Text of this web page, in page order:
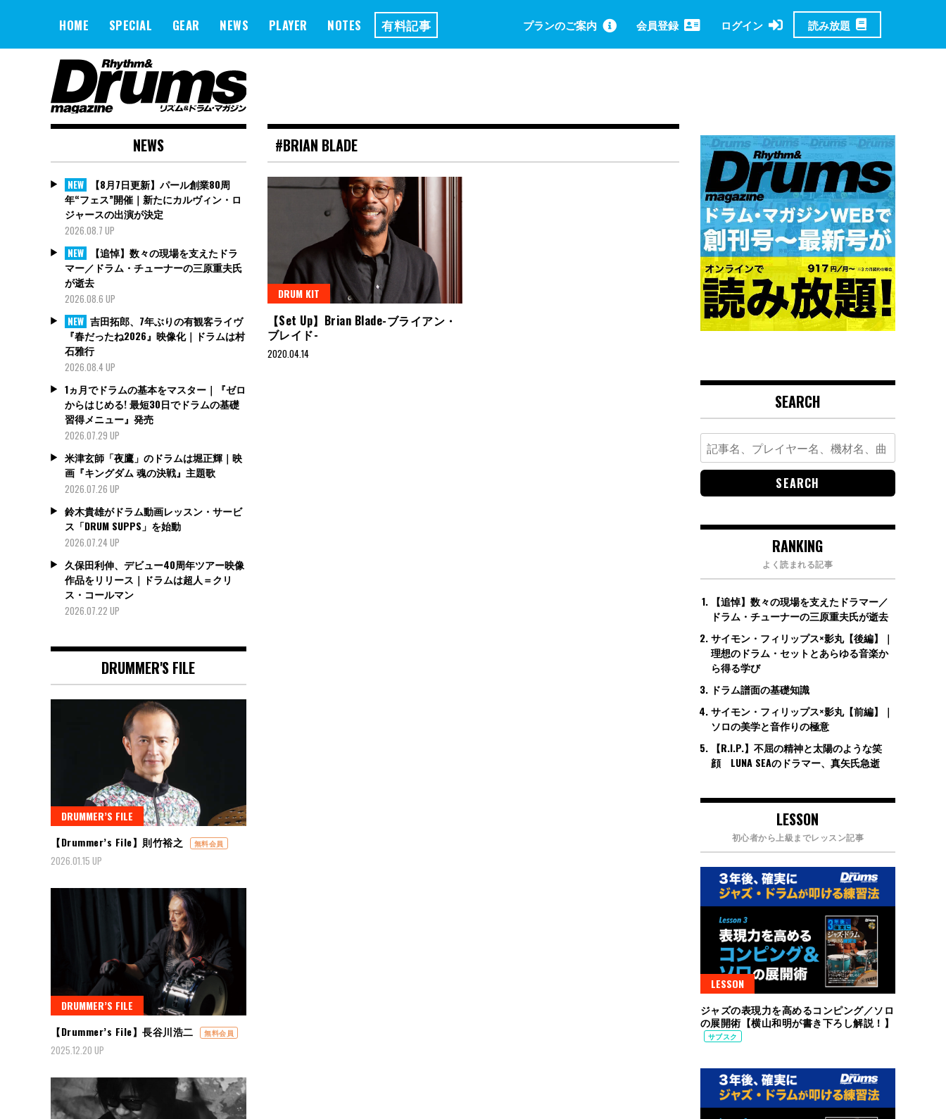
HOME SPECIAL GEAR NEWS PLAYER NOTES 有料記事 プランのご案内 会員登録 ログイン 読み放題
#BRIAN BLADE
DRUM KIT
【Set Up】Brian Blade-ブライアン・
ブレイド-
2020.04.14
NEWS
NEW
【8月7日更新】パール創業80周
年“フェス”開催｜新たにカルヴィン・ロ
ジャースの出演が決定
2026.08.7 UP
NEW
【追悼】数々の現場を支えたドラ
マー／ドラム・チューナーの三原重夫氏
が逝去
2026.08.6 UP
NEW 吉田拓郎、7年ぶりの有観客ライヴ
『春だったね2026』映像化｜ドラムは村
石雅行
2026.08.4 UP
1ヵ月でドラムの基本をマスター｜『ゼロ
からはじめる! 最短30日でドラムの基礎
習得メニュー』発売
2026.07.29 UP
米津玄師「夜鷹」のドラムは堀正輝｜映
画『キングダム 魂の決戦』主題歌
2026.07.26 UP
鈴木貴雄がドラム動画レッスン・サービ
ス「DRUM SUPPS」を始動
2026.07.24 UP
久保田利伸、デビュー40周年ツアー映像
作品をリリース｜ドラムは超人＝クリ
ス・コールマン
2026.07.22 UP
DRUMMER'S FILE
DRUMMER’S FILE
【Drummer’s File】則竹裕之
無料会員
2026.01.15 UP
DRUMMER’S FILE
【Drummer’s File】長谷川浩二
無料会員
2025.12.20 UP
SEARCH
Search
for:
RANKING
よく読まれる記事
【追悼】数々の現場を支えたドラマー／
ドラム・チューナーの三原重夫氏が逝去
サイモン・フィリップス×影丸【後編】｜
理想のドラム・セットとあらゆる音楽か
ら得る学び
ドラム譜面の基礎知識
サイモン・フィリップス×影丸【前編】｜
ソロの美学と音作りの極意
【R.I.P.】不屈の精神と太陽のような笑
顔 LUNA SEAのドラマー、真矢氏急逝
LESSON
初心者から上級までレッスン記事
LESSON
ジャズの表現力を高めるコンピング／ソロ
の展開術【横山和明が書き下ろし解説！】
サブスク